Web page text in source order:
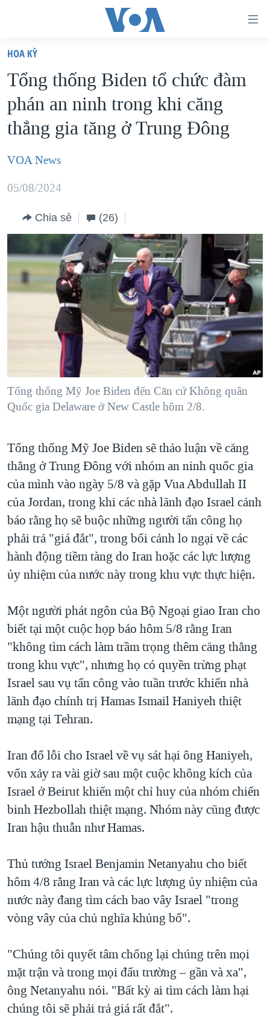
truy
cập
Tới
nội
chính
điều
hướng
chính
Đi
tới
"Tìm"
VIỆT NAM
HOA KỲ
BIỂN ĐÔNG
THẾ GIỚI
DIỄN ĐÀN
MỤC
TỰ DO BÁO CHÍ
VẠCH TRẦN TIN GIẢ
NGƯỜI VIỆT HẢI NGOẠI
ĐỜI SỐNG
KINH TẾ
KHOA HỌC
SỨC KHOẺ
VĂN HOÁ
THỂ THAO
CHUYÊN ĐỀ
CHIẾN TRANH THƯƠNG MẠI CỦA MỸ: QUÁ KHỨ VÀ HIỆN
TẠI
HÀNH TRÌNH BẦU CỬ 2024
MỘT NĂM CHIẾN TRANH TẠI DẢI GAZA
GIẢI MÃ VÀNH ĐAI & CON ĐƯỜNG
NGÀY TỊ NẠN THẾ GIỚI
GROUND ZERO – XƯA VÀ NAY
CÁC GIÁ TRỊ CỘNG HÒA Ở VIỆT NAM
THƯỢNG ĐỈNH TRUMP-KIM TẠI VIỆT NAM
TRỊNH VĨNH BÌNH VS. CHÍNH PHỦ VIỆT NAM
NGƯ DÂN VIỆT VÀ LÀN SÓNG TRỘM HẢI SÂM
BÊN KIA QUỐC LỘ: TIẾNG VỌNG TỪ NÔNG THÔN MỸ
QUAN HỆ VIỆT MỸ
HỌC TIẾNG ANH
VIDEO
Ngôn ngữ khác
HOA KỲ
Tổng thống Biden tổ chức đàm
phán an ninh trong khi căng
thẳng gia tăng ở Trung Đông
VOA News
05/08/2024
Chia sẻ (26)
Tổng thống Mỹ Joe Biden đến Căn cứ Không quân
Quốc gia Delaware ở New Castle hôm 2/8.
Tổng thống Mỹ Joe Biden sẽ thảo luận về căng
thẳng ở Trung Đông với nhóm an ninh quốc gia
của mình vào ngày 5/8 và gặp Vua Abdullah II
của Jordan, trong khi các nhà lãnh đạo Israel cảnh
báo rằng họ sẽ buộc những người tấn công họ
phải trả "giá đắt", trong bối cảnh lo ngại về các
hành động tiềm tàng do Iran hoặc các lực lượng
ủy nhiệm của nước này trong khu vực thực hiện.
Một người phát ngôn của Bộ Ngoại giao Iran cho
biết tại một cuộc họp báo hôm 5/8 rằng Iran
"không tìm cách làm trầm trọng thêm căng thẳng
trong khu vực", nhưng họ có quyền trừng phạt
Israel sau vụ tấn công vào tuần trước khiến nhà
lãnh đạo chính trị Hamas Ismail Haniyeh thiệt
mạng tại Tehran.
Iran đổ lỗi cho Israel về vụ sát hại ông Haniyeh,
vốn xảy ra vài giờ sau một cuộc không kích của
Israel ở Beirut khiến một chỉ huy của nhóm chiến
binh Hezbollah thiệt mạng. Nhóm này cũng được
Iran hậu thuẫn như Hamas.
Thủ tướng Israel Benjamin Netanyahu cho biết
hôm 4/8 rằng Iran và các lực lượng ủy nhiệm của
nước này đang tìm cách bao vây Israel "trong
vòng vây của chủ nghĩa khủng bố".
"Chúng tôi quyết tâm chống lại chúng trên mọi
mặt trận và trong mọi đấu trường – gần và xa",
ông Netanyahu nói. "Bất kỳ ai tìm cách làm hại
chúng tôi sẽ phải trả giá rất đắt".